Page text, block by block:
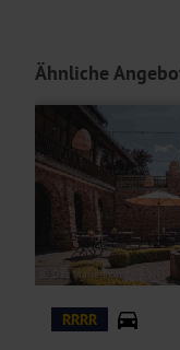
oder Minibar sowie
Doppelzimmer
Einzelzimmersind
Hoteleinrichtungen und
Ähnliche
© Das Marienhöh
RRRR